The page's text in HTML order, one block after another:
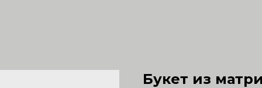
Букет из